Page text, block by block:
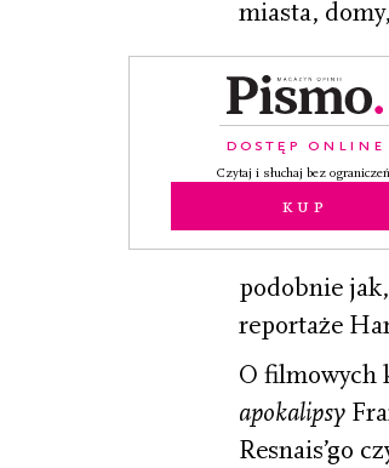
miasta,
DOSTĘP ONLINE
Czytaj i słuchaj bez
Kup
podobnie
reportaże
O filmowych
apokalipsy
Resnais’go